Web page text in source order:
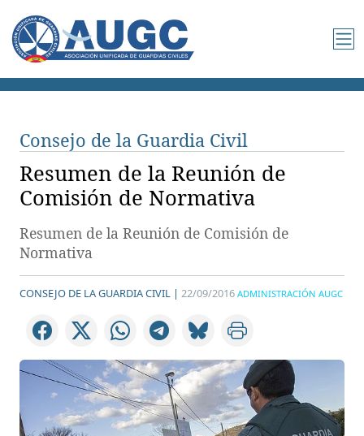
Consejo de la Guardia Civil
Resumen de la Reunión de
Comisión de Normativa
Resumen de la Reunión de Comisión de
Normativa
CONSEJO DE LA GUARDIA CIVIL | 22/09/2016 ADMINISTRACIÓN AUGC